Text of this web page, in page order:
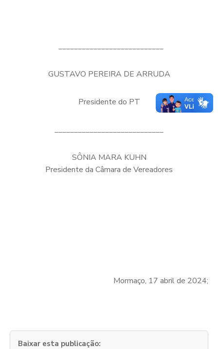
___________________________
GUSTAVO PEREIRA DE ARRUDA
Presidente do PT
____________________________
SÔNIA MARA KUHN
Presidente da Câmara de Vereadores
Mormaço, 17 abril de 2024;
Baixar esta publicação: